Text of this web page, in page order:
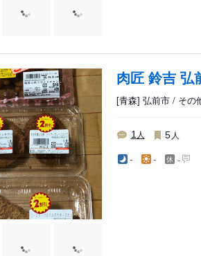
肉匠 鈴吉 弘
[青森] 弘前市 / その
1 人 5 人
- - -